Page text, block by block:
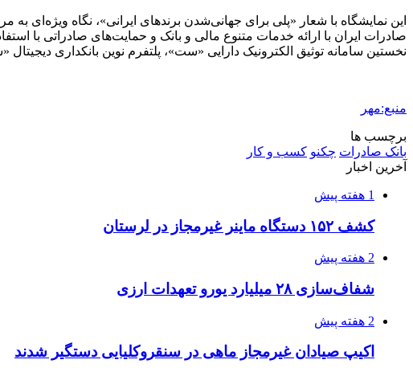
این نمایشگاه با شعار «پلی برای جهانی‌شدن برندهای ایرانی»، نگاه ویژه‌ای
صادرات ایران با ارائه خدمات متنوع مالی و بانک و حمایت‌های صادراتی با
نخستین سامانه توثیق الکترونیک دارایی «ست»، پلتفرم نوین بانکداری دیجیتال «
منبع:مهر
برچسب ها
بانک صادرات چکنو کسب و کار
آخرین اخبار
1 هفته پیش
کشف ۱۵۲ دستگاه ماینر غیرمجاز در لرستان
2 هفته پیش
شفاف‌سازی ۲۸ میلیارد یورو تعهدات ارزی
2 هفته پیش
اکیپ صیادان غیرمجاز ماهی در سنقروکلیایی دستگیر شدند